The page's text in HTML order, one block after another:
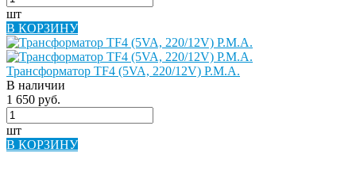
шт
В КОРЗИНУ
Трансформатор TF4 (5VA, 220/12V) P.M.A.
В наличии
1 650 руб.
шт
В КОРЗИНУ